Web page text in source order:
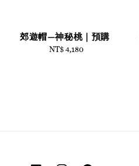
郊遊帽—神秘桃｜預購
Regular
NT$ 4,180